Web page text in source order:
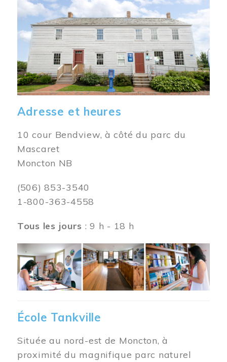
Adresse et heures
10 cour Bendview, à côté du parc du
Mascaret
Moncton NB
(506) 853-3540
1-800-363-4558
Tous les jours : 9 h - 18 h
Image
École Tankville
Située au nord-est de Moncton, à
proximité du magnifique parc naturel